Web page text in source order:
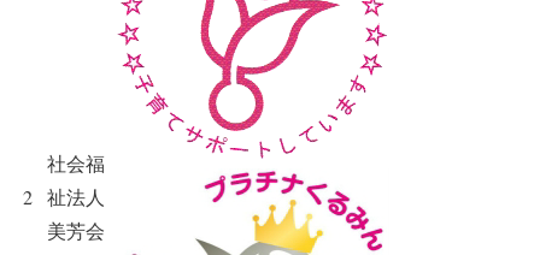
2
社会福
祉法人
美芳会